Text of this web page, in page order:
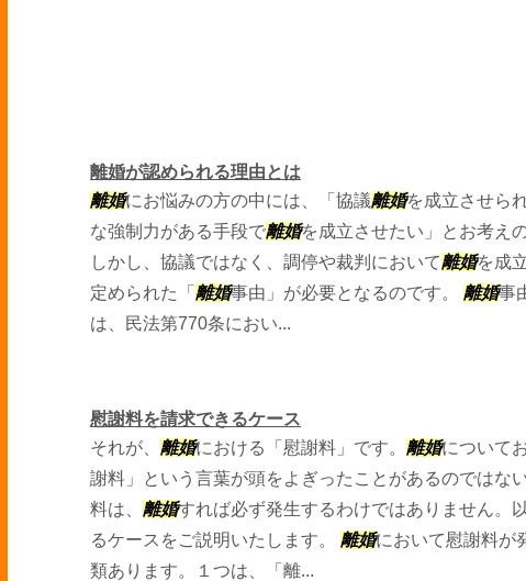
離婚が認められる理由とは
離婚にお悩みの方の中には、「協議離婚を成立させら
な強制力がある手段で離婚を成立させたい」とお考え
しかし、協議ではなく、調停や裁判において離婚を成
定められた「 離婚事由」が必要となるのです。 離婚事
は、民法第770条におい...
慰謝料を請求できるケース
それが、 離婚における「慰謝料」です。 離婚について
謝料」という言葉が頭をよぎったことがあるのではな
料は、 離婚すれば必ず発生するわけではありません。
るケースをご説明いたします。 離婚において慰謝料が
類あります。１つは、「離...